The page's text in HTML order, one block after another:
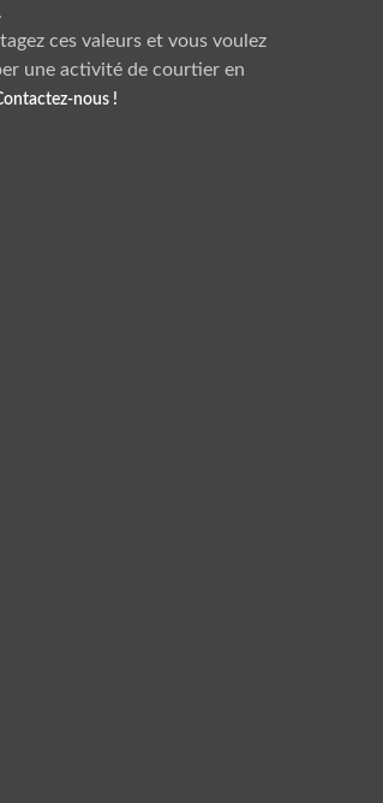
ces valeurs et vous voulez
une activité de courtier en
nous !